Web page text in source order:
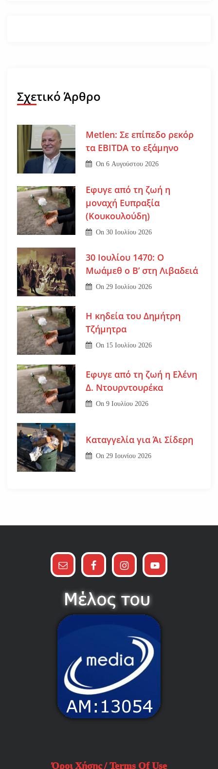
Σχετικό Άρθρο
Metlen: Σε επίπεδο ρεκόρ
τα EBITDA το εξάμηνο
On6 Αυγούστου 2026
Εφυγε από τη ζωή η
μοναχή Ευπραξία
(Κουκουλούδη)
On30 Ιουλίου 2026
30 Ιουλίου 1470: Ο
Μωάμεθ ο Β’ στη Λιβαδειά
On29 Ιουλίου 2026
Η κηδεία του Δημήτρη
Τζήμητρα
On 15 Ιουλίου 2026
Εφυγε από τη ζωή η Ελένη
Δ. Ντουρντουρέκα
On9 Ιουλίου 2026
Καταγγελία για Άι Σίδερη
On 29 Ιουνίου 2026
Όροι Χήσης / Terms Of Use